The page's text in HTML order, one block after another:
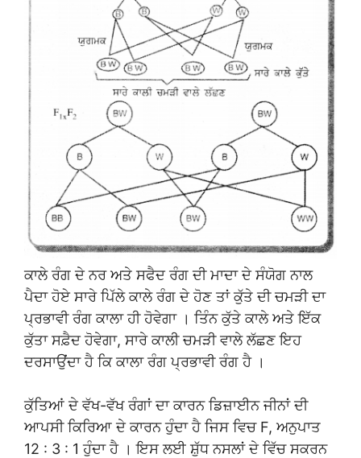
ਕਾਲੇ ਰੰਗ ਦੇ ਨਰ ਅਤੇ ਸਫੈਦ ਰੰਗ ਦੀ ਮਾਦਾ ਦੇ ਸੰਯੋਗ ਨਾਲ
ਪੈਦਾ ਹੋਏ ਸਾਰੇ ਪਿੱਲੇ ਕਾਲੇ ਰੰਗ ਦੇ ਹੋਣ ਤਾਂ ਕੁੱਤੇ ਦੀ ਚਮੜੀ ਦਾ
ਪ੍ਰਭਾਵੀ ਰੰਗ ਕਾਲਾ ਹੀ ਹੋਵੇਗਾ । ਤਿੰਨ ਕੁੱਤੇ ਕਾਲੇ ਅਤੇ ਇੱਕ
ਕੁੱਤਾ ਸਫ਼ੈਦ ਹੋਵੇਗਾ, ਸਾਰੇ ਕਾਲੀ ਚਮੜੀ ਵਾਲੇ ਲੱਛਣ ਇਹ
ਦਰਸਾਉਂਦਾ ਹੈ ਕਿ ਕਾਲਾ ਰੰਗ ਪ੍ਰਭਾਵੀ ਰੰਗ ਹੈ ।
ਕੁੱਤਿਆਂ ਦੇ ਵੱਖ-ਵੱਖ ਰੰਗਾਂ ਦਾ ਕਾਰਨ ਡਿਜ਼ਾਈਨ ਜੀਨਾਂ ਦੀ
ਆਪਸੀ ਕਿਰਿਆ ਦੇ ਕਾਰਨ ਹੁੰਦਾ ਹੈ ਜਿਸ ਵਿਚ F, ਅਨੁਪਾਤ
12 : 3 : 1 ਹੁੰਦਾ ਹੈ । ਇਸ ਲਈ ਸ਼ੁੱਧ ਨਸਲਾਂ ਦੇ ਵਿੱਚ ਸਕਰਨ